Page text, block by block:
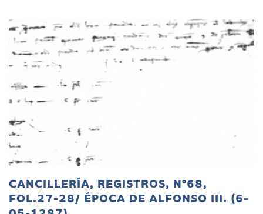
CANCILLERÍA, REGISTROS, Nº68,
FOL.27-28/ ÉPOCA DE ALFONSO III. (6-